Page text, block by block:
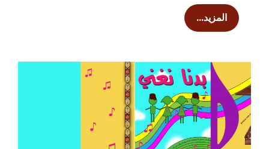
المزيد...